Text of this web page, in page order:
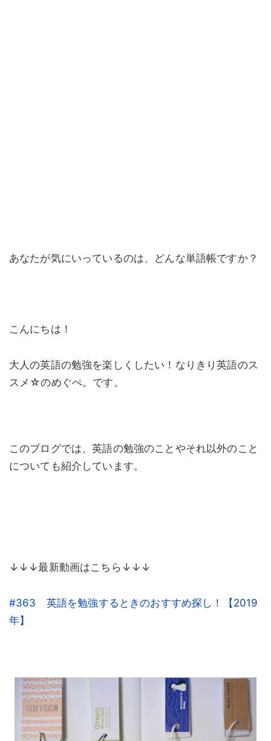
あなたが気にいっているのは、どんな単語帳ですか？
こんにちは！
大人の英語の勉強を楽しくしたい！なりきり英語のス
スメ☆のめぐぺ。です。
このブログでは、英語の勉強のことやそれ以外のこと
についても紹介しています。
↓↓↓最新動画はこちら↓↓↓
#363 英語を勉強するときのおすすめ探し！【2019
年】